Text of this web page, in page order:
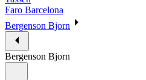
Faro Barcelona
Bergenson Bjorn
Bergenson Bjorn